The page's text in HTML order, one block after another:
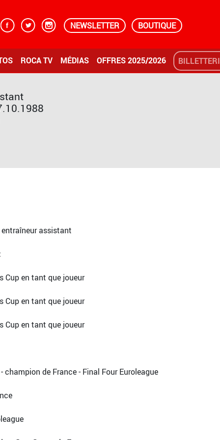
NEWSLETTER BOUTIQUE
ROCA TV MÉDIAS OFFRES 2025/2026
assistant
Cup en tant que joueur
Cup en tant que joueur
Cup en tant que joueur
champion de France - Final Four Euroleague